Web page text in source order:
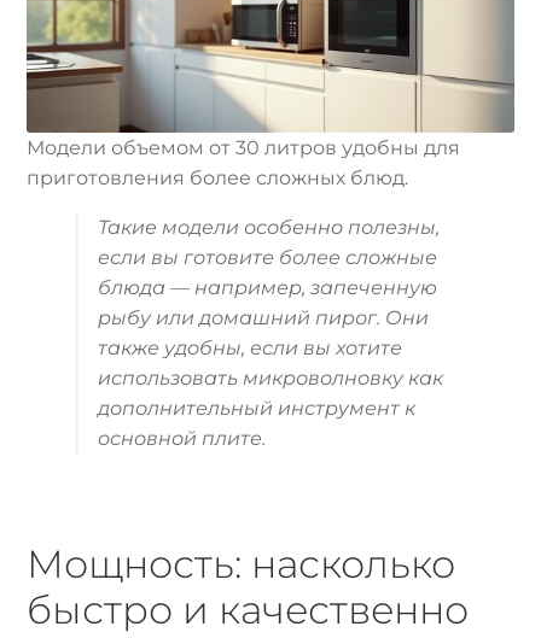
Модели объемом от 30 литров удобны для
приготовления более сложных блюд.
Такие модели особенно полезны,
если вы готовите более сложные
блюда — например, запеченную
рыбу или домашний пирог. Они
также удобны, если вы хотите
использовать микроволновку как
дополнительный инструмент к
основной плите.
Мощность: насколько
быстро и качественно